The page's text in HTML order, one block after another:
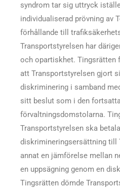
syndrom tar sig uttryck
individualiserad prövning av
förhållande till
Transportstyrelsen har
och opartiskhet. Tingsrätten
att Transportstyrelsen gjort
diskriminering i samband
sitt beslut som i den
förvaltningsdomstolarna.
Transportstyrelsen ska
diskrimineringsersättning till
annat en jämförelse mellan
en uppsägning genom en
Tingsrätten dömde